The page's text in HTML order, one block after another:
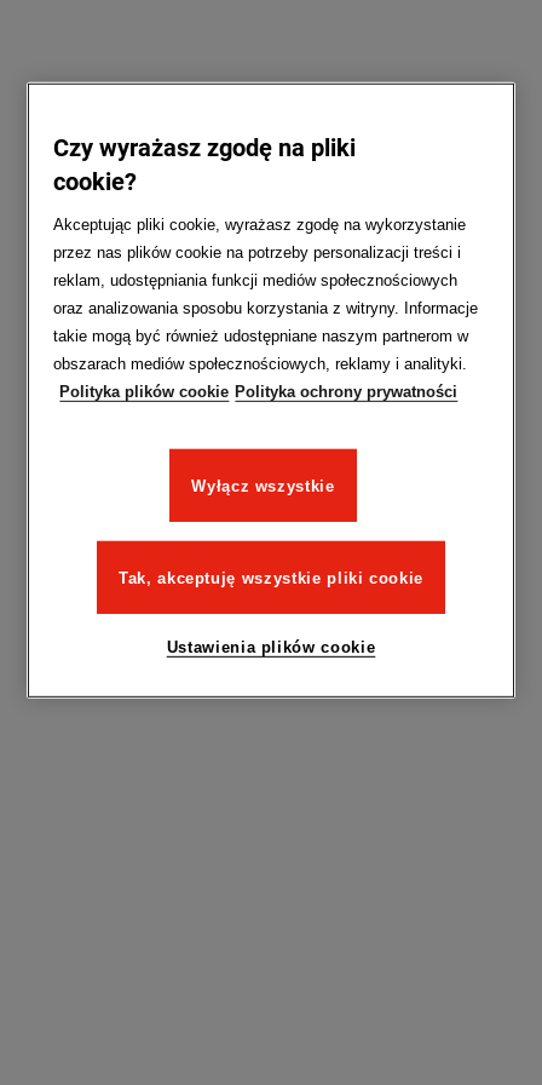
Czy wyrażasz zgodę na pliki
cookie?
Akceptując pliki cookie, wyrażasz zgodę na wykorzystanie
przez nas plików cookie na potrzeby personalizacji treści i
reklam, udostępniania funkcji mediów społecznościowych
oraz analizowania sposobu korzystania z witryny. Informacje
takie mogą być również udostępniane naszym partnerom w
obszarach mediów społecznościowych, reklamy i analityki.
Polityka plików cookie Polityka ochrony prywatności
Wyłącz wszystkie
Tak, akceptuję wszystkie pliki cookie
Ustawienia plików cookie